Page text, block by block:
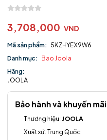
3,708,000 VND
Mã sản phẩm: 5KZHYEX9W6
Danh mục: Bao Joola
Hãng:
JOOLA
Bảo hành và khuyến mãi
Thương hiệu: JOOLA
Xuất xứ:Trung Quốc